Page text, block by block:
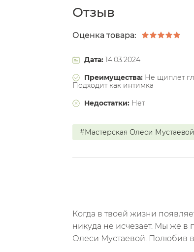
Отзыв
Оценка товара:
Дата: 14.03.2024
Преимущества: Не щиплет
Подходит как интимка
Недостатки: Нет
#Мастерская Олеси
Когда в твоей жизни
никуда не исчезает. Мы же в
Олеси Мустаевой. Полюбив